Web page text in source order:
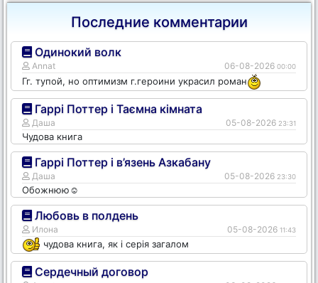
Последние комментарии
Одинокий волк
Annat 06-08-2026 00:00
Гг. тупой, но оптимизм г.героини украсил роман
Гаррі Поттер і Таємна кімната
Даша 05-08-2026 23:31
Чудова книга
Гаррі Поттер і в’язень Азкабану
Даша 05-08-2026 23:30
Обожнюю☺️
Любовь в полдень
Илона 05-08-2026 11:43
чудова книга, як і серія загалом
Сердечный договор